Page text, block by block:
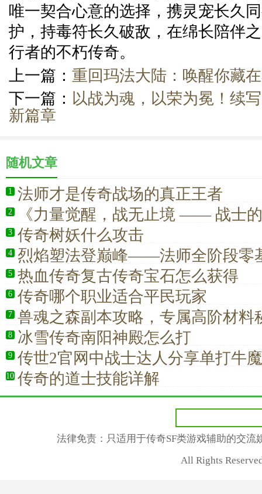
唯一契合心意的选择，携灵宠长久
护，持毒符长久破敌，在绵长陪伴
行者的不朽传奇。
上一篇： 重回玛法大陆：唤醒你藏
下一篇： 以战为魂，以荣为冕！续
新篇章
随机文章
1 法师才是传奇战场的真正王者
2 《力量觉醒，战无止境 —— 战士
3 传奇树妖什么攻击
4 烈焰塑法登巅峰——法师全阶段零
育成长指南
5 热血传奇复古传奇宝石怎么获得
6 传奇哪个职业适合平民玩家
7 兽魂之森副本攻略，专属高阶材料
力新高度
8 冰雪传奇南阳神殿怎么打
9 传世2官网中战士达人分享单打牛
10 传奇的道士技能详解
法律免责：只适用于传奇SF类游戏辅助的交
All Rights